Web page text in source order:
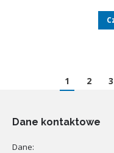
1 2 3
Dane kontaktowe
Dane: